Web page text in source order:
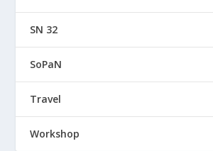
SN 32
SoPaN
Travel
Workshop